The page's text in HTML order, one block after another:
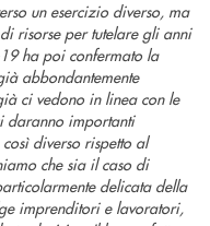
un esercizio diverso, ma
risorse per tutelare gli anni
ha poi confermato la
abbondantemente
ci vedono in linea con le
daranno importanti
diverso rispetto al
che sia il caso di
delicata della
imprenditori e lavoratori,